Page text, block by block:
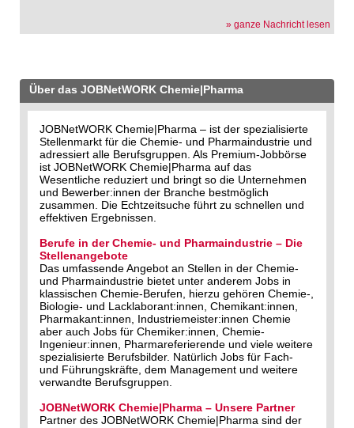
» ganze Nachricht lesen
Über das JOBNetWORK Chemie|Pharma
JOBNetWORK Chemie|Pharma – ist der spezialisierte
Stellenmarkt für die Chemie- und Pharmaindustrie und
adressiert alle Berufsgruppen. Als Premium-Jobbörse
ist JOBNetWORK Chemie|Pharma auf das
Wesentliche reduziert und bringt so die Unternehmen
und Bewerber:innen der Branche bestmöglich
zusammen. Die Echtzeitsuche führt zu schnellen und
effektiven Ergebnissen.
Berufe in der Chemie- und Pharmaindustrie – Die
Stellenangebote
Das umfassende Angebot an Stellen in der Chemie-
und Pharmaindustrie bietet unter anderem Jobs in
klassischen Chemie-Berufen, hierzu gehören Chemie-,
Biologie- und Lacklaborant:innen, Chemikant:innen,
Pharmakant:innen, Industriemeister:innen Chemie
aber auch Jobs für Chemiker:innen, Chemie-
Ingenieur:innen, Pharmareferierende und viele weitere
spezialisierte Berufsbilder. Natürlich Jobs für Fach-
und Führungskräfte, dem Management und weitere
verwandte Berufsgruppen.
JOBNetWORK Chemie|Pharma – Unsere Partner
Partner des JOBNetWORK Chemie|Pharma sind der